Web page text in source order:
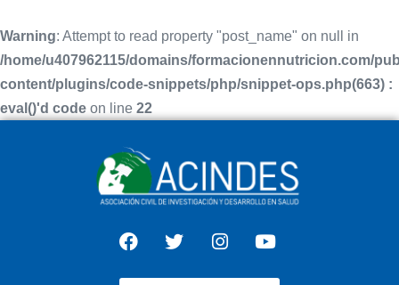
Warning: Attempt to read property "post_name" on null in
/home/u407962115/domains/formacionennutricion.com/
content/plugins/code-snippets/php/snippet-ops.php(663) :
eval()'d code on line 22